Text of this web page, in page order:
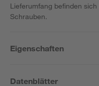
Lieferumfang befinden
Schrauben.
Eigenschaften
Datenblätter